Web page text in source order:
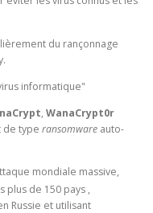
du rançonnage
, WanaCrypt0r
de type ransomware auto-
mondiale massive,
plus de 150 pays ,
Russie et utilisant